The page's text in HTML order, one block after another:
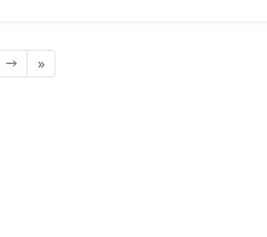
→ »